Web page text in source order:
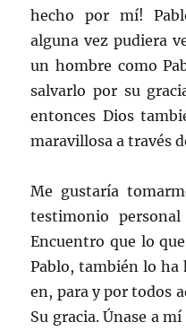
hecho por mí!
alguna vez pudiera
un hombre como
salvarlo por su
entonces Dios
maravillosa a través
Me gustaría
testimonio
Encuentro que lo
Pablo, también lo ha
en, para y por todos
Su gracia. Únase a